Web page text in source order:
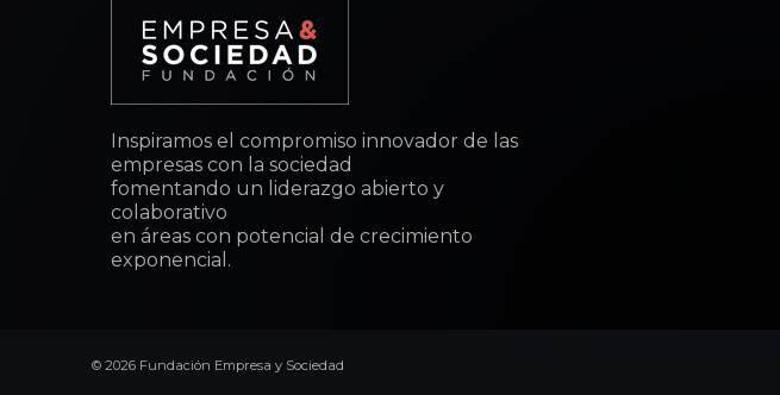
Inspiramos el compromiso innovador de las
empresas con la sociedad
fomentando un liderazgo abierto y
colaborativo
en áreas con potencial de crecimiento
exponencial.
© 2026 Fundación Empresa y Sociedad